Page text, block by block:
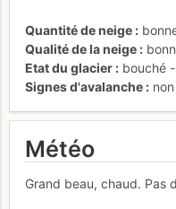
Quantité de neige
Qualité de la neige
Etat du glacier
bouché
Signes d'avalanche
non
Météo
Grand beau, chaud. Pas